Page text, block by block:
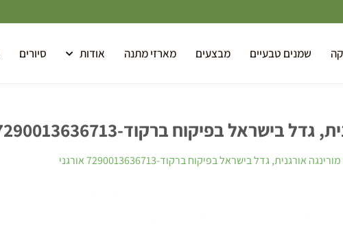
שמנים טבעיים מבצעים מארזי מתנה אודות סיורים